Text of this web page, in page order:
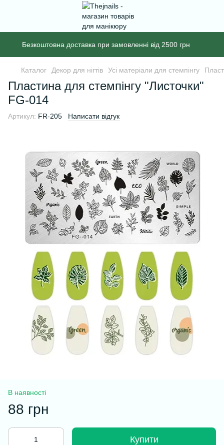
Безкоштовна доставка при замовленні від 2500 грн
Каталог Декор для нігтів Усі матеріали для стемпінгу
Пластина для стемпінгу "Листочки"
FG-014
Артикул: FR-205 Написати відгук
В наявності
88 грн
Купити